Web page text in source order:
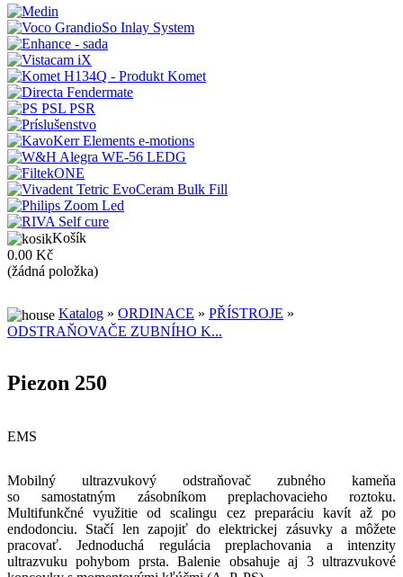
Košík
0.00 Kč
(žádná položka)
Katalog » ORDINACE » PŘÍSTROJE »
ODSTRAŇOVAČE ZUBNÍHO K...
Piezon 250
EMS
Mobilný ultrazvukový odstraňovač zubného kameňa
so samostatným zásobníkom preplachovacieho roztoku.
Multifunkčné využitie od scalingu cez preparáciu kavít až po
endodonciu. Stačí len zapojiť do elektrickej zásuvky a môžete
pracovať. Jednoduchá regulácia preplachovania a intenzity
ultrazvuku pohybom prsta. Balenie obsahuje aj 3 ultrazvukové